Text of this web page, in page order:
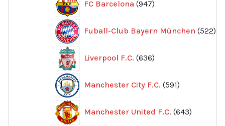
FC Barcelona 947
produkter
Fuball-Club Bayern München 522
Liverpool F.C. 636
produkter
Manchester City F.C. 591
produkter
Manchester United F.C. 643